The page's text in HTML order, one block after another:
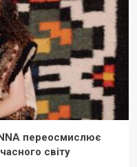
переосмислює
світу